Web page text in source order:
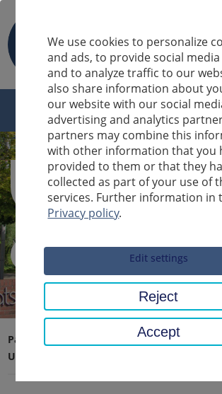
Sucheingabe
Pagina iniziale
Ufficio distrettuale,
Ultime notizie
We use cookies to personalize
and ads, to provide social
and to analyze traffic to our
also share information about
our website with our social
advertising and analytics
partners may combine this
with other information that you
provided to them or that they
collected as part of your use of
services. Further information in
Privacy policy.
Edit settings
Reject
Accept